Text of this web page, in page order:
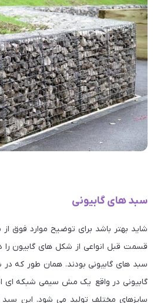
سبد های گابیونی
شاید بهتر باشد برای توضیح موارد فوق از
قسمت قبل انواعی از شکل های گابیون را
سبد های گابیونی بودند. همان طور که
گابیونی در واقع یک مش سیمی شبکه
سایزهای مختلف تولید می شود. این سبد